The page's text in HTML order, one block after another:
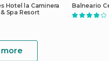
Hotel la Caminera
Spa Resort
Balneario